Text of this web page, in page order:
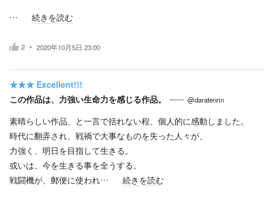
… 続きを読む
2 2020年10月5日 23:00
★★★ Excellent!!!
この作品は、力強い生命力を感じる作品。
@daratenrin
素晴らしい作品、と一言で括れない程、個人的に感動しました。
時代に翻弄され、戦禍で大事なものを失った人々が、
力強く、明日を目指して生きる。
或いは、今を生きる事を全うする。
戦闘機が、郵便に使われ…
続きを読む